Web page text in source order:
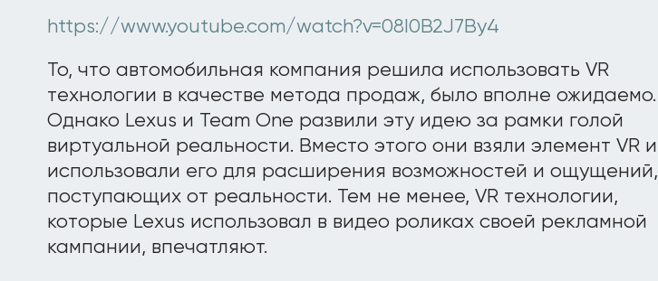
https://www.youtube.com/watch?v=08I0B2J7By4
То, что автомобильная компания решила использовать VR
технологии в качестве метода продаж, было вполне ожидаемо.
Однако Lexus и Team One развили эту идею за рамки голой
виртуальной реальности. Вместо этого они взяли элемент VR и
использовали его для расширения возможностей и ощущений,
поступающих от реальности. Тем не менее, VR технологии,
которые Lexus использовал в видео роликах своей рекламной
кампании, впечатляют.